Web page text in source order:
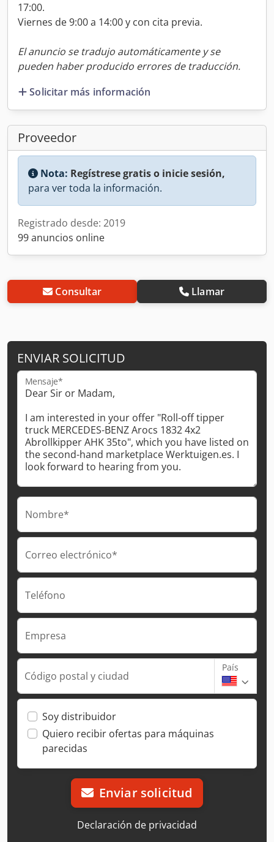
17:00.
Viernes de 9:00 a 14:00 y con cita previa.
El anuncio se tradujo automáticamente y se
pueden haber producido errores de traducción.
Solicitar más información
Proveedor
Nota: Regístrese gratis o inicie sesión,
para ver toda la información.
Registrado desde: 2019
99 anuncios online
Consultar Llamar
ENVIAR SOLICITUD
Mensaje*
Nombre*
Correo electrónico*
Teléfono
Empresa
Código postal y ciudad
País
Soy distribuidor
Quiero recibir ofertas para máquinas
parecidas
Enviar solicitud
Declaración de privacidad